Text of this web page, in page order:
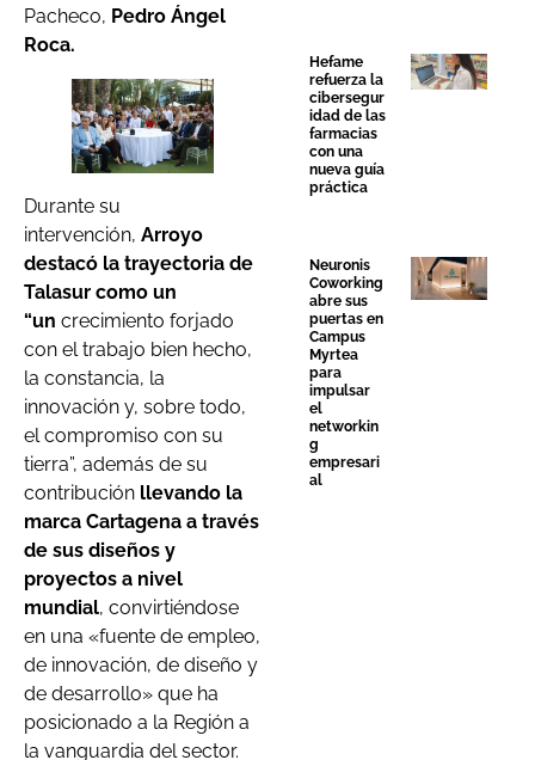
Pacheco, Pedro Ángel
Roca.
Durante su
intervención, Arroyo
destacó la trayectoria de
Talasur como un
“un crecimiento forjado
con el trabajo bien hecho,
la constancia, la
innovación y, sobre todo,
el compromiso con su
tierra”, además de su
contribución llevando la
marca Cartagena a través
de sus diseños y
proyectos a nivel
mundial, convirtiéndose
en una «fuente de empleo,
de innovación, de diseño y
de desarrollo» que ha
posicionado a la Región a
la vanguardia del sector.
Hefame
refuerza la
cibersegur
idad de las
farmacias
con una
nueva guía
práctica
Neuronis
Coworking
abre sus
puertas en
Campus
Myrtea
para
impulsar
el
networkin
g
empresari
al